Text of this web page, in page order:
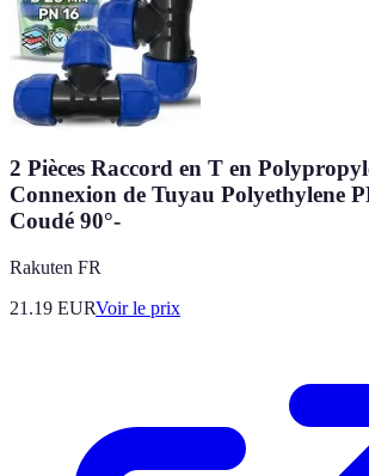
2 Pièces Raccord en T en
Connexion de Tuyau Polyethylene
Coudé 90°-
Rakuten FR
21.19 EURVoir le prix